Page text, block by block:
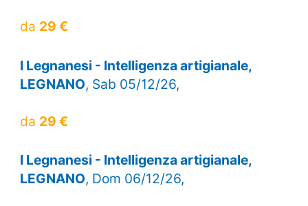
da 29 €
I Legnanesi - Intelligenza artigianale,
LEGNANO, Sab 05/12/26,
da 29 €
I Legnanesi - Intelligenza artigianale,
LEGNANO, Dom 06/12/26,